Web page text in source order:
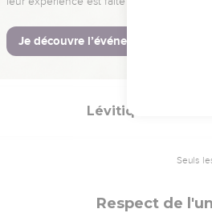
Toute personne,
se lavera dans
Si elle ne lave
Lévitique
Seuls
Respect de